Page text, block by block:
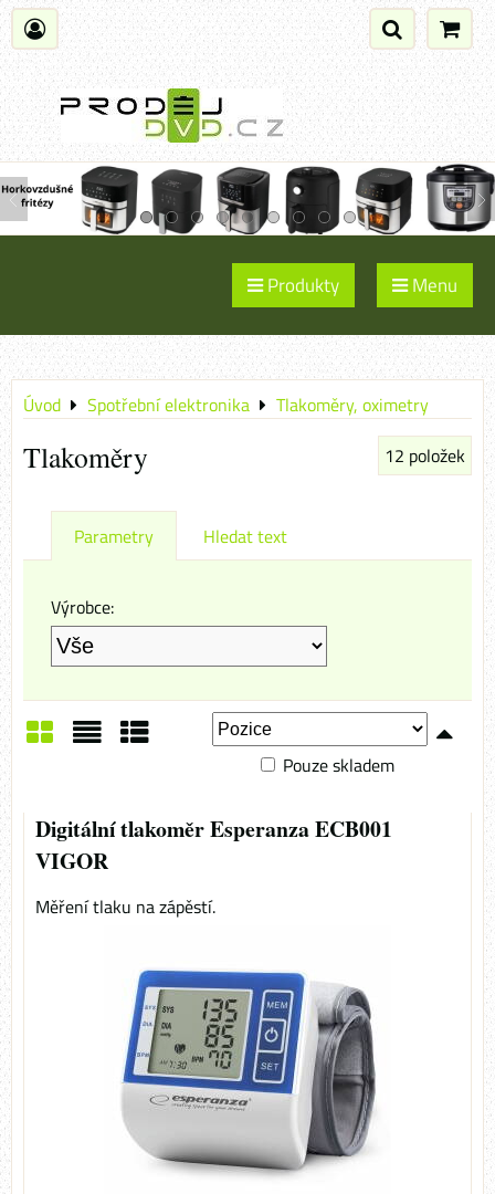
Produkty Menu
Úvod Spotřební elektronika Tlakoměry, oximetry
Tlakoměry 12 položek
Parametry Hledat text
Výrobce:
Pouze skladem
Digitální tlakoměr Esperanza ECB001
VIGOR
Měření tlaku na zápěstí.